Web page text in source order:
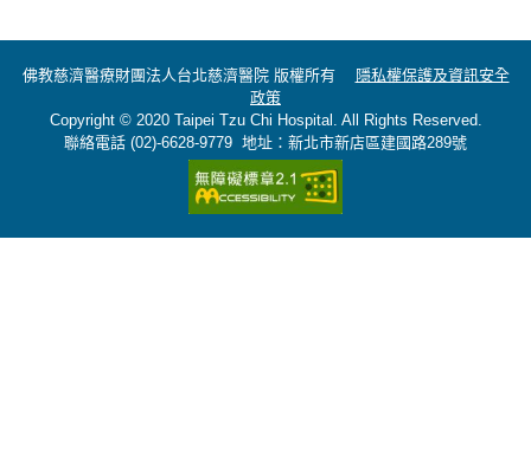
佛教慈濟醫療財團法人台北慈濟醫院 版權所有 隱私權保護及資訊安全
政策
Copyright © 2020 Taipei Tzu Chi Hospital. All Rights Reserved.
聯絡電話 (02)-6628-9779 地址：新北市新店區建國路289號